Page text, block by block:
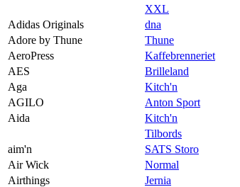
XXL
Adidas Originals
dna
Adore by Thune
Thune
AeroPress
Kaffebrenneriet
AES
Brilleland
Aga
Kitch'n
AGILO
Anton Sport
Aida
Kitch'n
Tilbords
aim'n
SATS Storo
Air Wick
Normal
Airthings
Jernia